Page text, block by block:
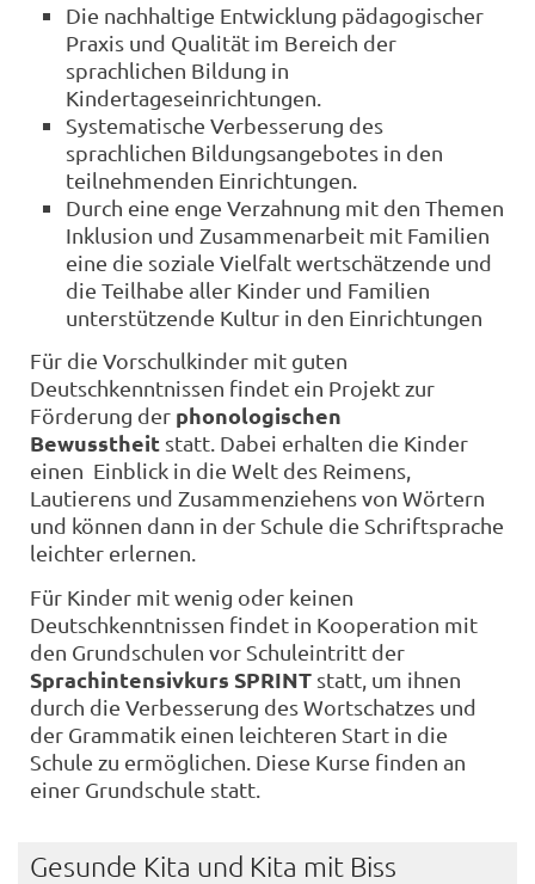
Die nachhaltige Entwicklung pädagogischer
Praxis und Qualität im Bereich der
sprachlichen Bildung in
Kindertageseinrichtungen.
Systematische Verbesserung des
sprachlichen Bildungsangebotes in den
teilnehmenden Einrichtungen.
Durch eine enge Verzahnung mit den Themen
Inklusion und Zusammenarbeit mit Familien
eine die soziale Vielfalt wertschätzende und
die Teilhabe aller Kinder und Familien
unterstützende Kultur in den Einrichtungen
Für die Vorschulkinder mit guten
Deutschkenntnissen findet ein Projekt zur
Förderung der phonologischen
Bewusstheit statt. Dabei erhalten die Kinder
einen Einblick in die Welt des Reimens,
Lautierens und Zusammenziehens von Wörtern
und können dann in der Schule die Schriftsprache
leichter erlernen.
Für Kinder mit wenig oder keinen
Deutschkenntnissen findet in Kooperation mit
den Grundschulen vor Schuleintritt der
Sprachintensivkurs SPRINT statt, um ihnen
durch die Verbesserung des Wortschatzes und
der Grammatik einen leichteren Start in die
Schule zu ermöglichen. Diese Kurse finden an
einer Grundschule statt.
Gesunde Kita und Kita mit Biss